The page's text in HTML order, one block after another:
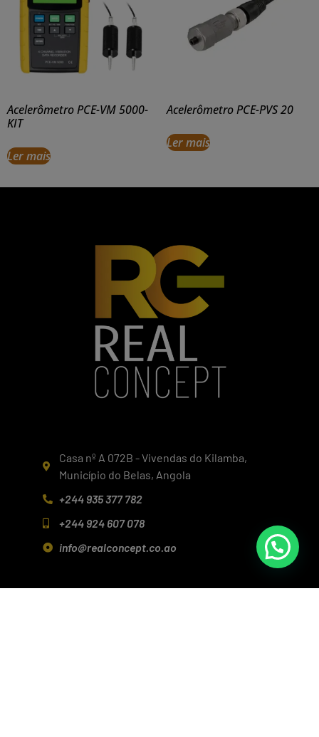
Acelerômetro PCE-VM 5000-
KIT
Ler mais
Acelerômetro PCE-PVS 20
Ler mais
Casa nº A 072B - Vivendas do Kilamba,
Município do Belas, Angola
+244 935 377 782
+244 924 607 078
info@realconcept.co.ao